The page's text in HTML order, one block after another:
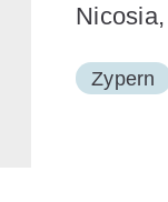
Zypern